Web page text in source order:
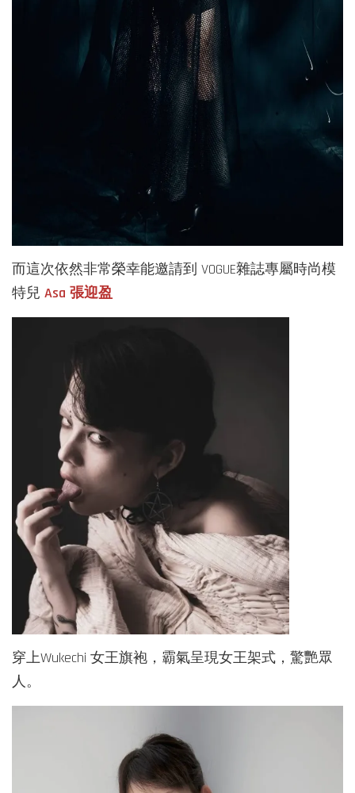
而這次依然非常榮幸能邀請到 VOGUE雜誌專屬時尚模
特兒 Asa 張迎盈
穿上Wukechi 女王旗袍，霸氣呈現女王架式，驚艷眾
人。